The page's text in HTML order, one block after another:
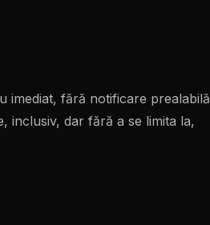
imediat, fără notificare prealabilă
inclusiv, dar fără a se limita la,